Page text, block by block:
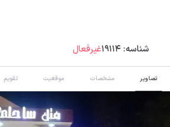
شناسه: 19114غیرفعال
تصاویر مشخصات موقعیت تقویم